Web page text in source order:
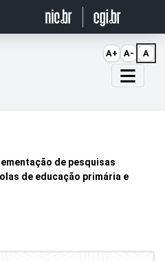
de pesquisas
de educação primária e
A+ A- A